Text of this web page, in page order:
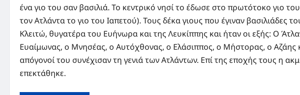
ένα γιο του σαν βασιλιά. Το κεντρικό νησί το έδωσε στο πρωτότοκο γιο
τον Ατλάντα το γιο του Ιαπετού). Τους δέκα γιους που έγιναν βασιλιάδες
Κλειτώ, θυγατέρα του Ευήνωρα και της Λευκίππης και ήταν οι εξής: Ο
Ευαίμωνας, ο Μνησέας, ο Αυτόχθονας, ο Ελάσιππος, ο Μήστορας, ο Αζάης
απόγονοί του συνέχισαν τη γενιά των Ατλάντων. Επί της εποχής τους η
επεκτάθηκε.